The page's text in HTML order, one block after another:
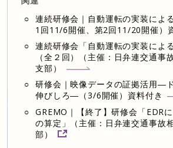
連続研修会｜自動運転の実装によ
1回11/6開催、第2回11/20開催）
連続研修会「自動運転の実装によ
（全２回）（主催：日弁連交通事
支部）
研修会｜映像データの証拠活用―
伸びしろ―（3/6開催）資料付き
GREMO｜【終了】研修会「EDR
の算定」（主催：日弁連交通事故
部）